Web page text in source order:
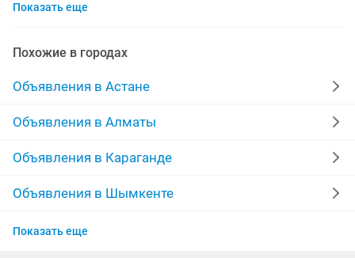
банкетног
Показать еще
Похожие в городах
Объявления в Астане
Объявления в Алматы
Объявления в Караганде
Объявления в Шымкенте
Объявления в Актобе
Показать еще